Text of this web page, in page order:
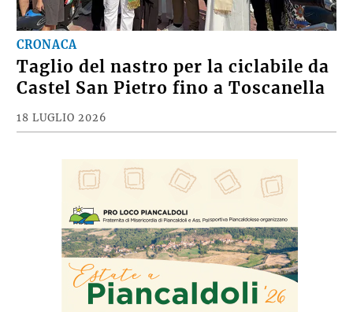
CRONACA
Taglio del nastro per la ciclabile da
Castel San Pietro fino a Toscanella
18 LUGLIO 2026